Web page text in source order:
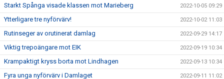
Starkt Spånga visade klassen mot Marieberg 2022-10-05 09:29
Ytterligare tre nyförvärv! 2022-10-02 11:03
Rutinseger av orutinerat damlag 2022-09-29 14:17
Viktig trepoängare mot EIK 2022-09-19 10:34
Krampaktigt kryss borta mot Lindhagen 2022-09-13 10:34
Fyra unga nyförvärv i Damlaget 2022-09-11 11:02